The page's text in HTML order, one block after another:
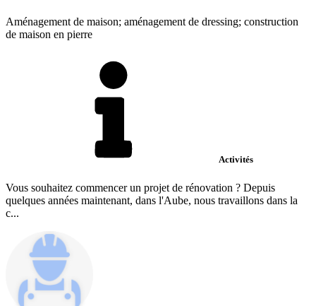
Aménagement de maison; aménagement de dressing; construction
de maison en pierre
Activités
Vous souhaitez commencer un projet de rénovation ? Depuis
quelques années maintenant, dans l'Aube, nous travaillons dans la
c...